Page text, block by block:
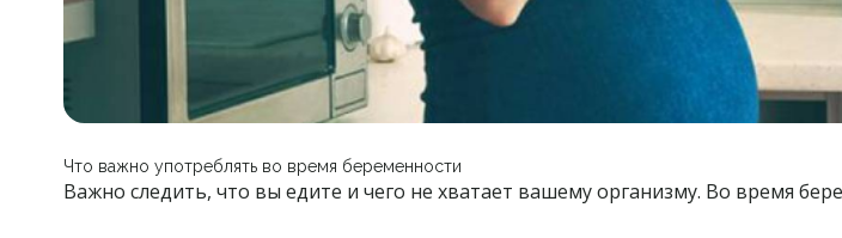
Что важно употреблять во время беременности
Важно следить, что вы едите и чего не хватает вашему организму. Во время